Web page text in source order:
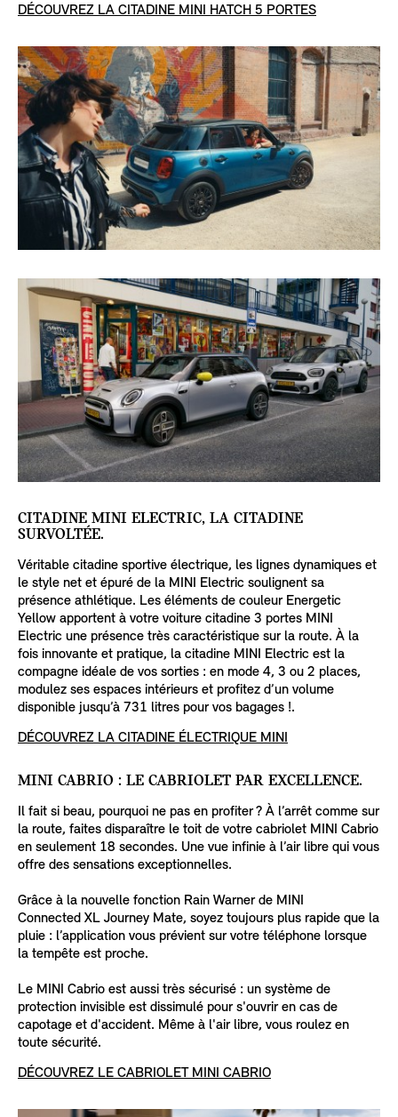
DÉCOUVREZ LA CITADINE MINI HATCH 5 PORTES
CITADINE MINI ELECTRIC, LA CITADINE
SURVOLTÉE.
Véritable citadine sportive électrique, les lignes dynamiques et
le style net et épuré de la MINI Electric soulignent sa
présence athlétique. Les éléments de couleur Energetic
Yellow apportent à votre voiture citadine 3 portes MINI
Electric une présence très caractéristique sur la route. À la
fois innovante et pratique, la citadine MINI Electric est la
compagne idéale de vos sorties : en mode 4, 3 ou 2 places,
modulez ses espaces intérieurs et profitez d’un volume
disponible jusqu’à 731 litres pour vos bagages !.
DÉCOUVREZ LA CITADINE ÉLECTRIQUE MINI
MINI CABRIO : LE CABRIOLET PAR EXCELLENCE.
Il fait si beau, pourquoi ne pas en profiter ? À l’arrêt comme sur
la route, faites disparaître le toit de votre cabriolet MINI Cabrio
en seulement 18 secondes. Une vue infinie à l’air libre qui vous
offre des sensations exceptionnelles.
Grâce à la nouvelle fonction Rain Warner de MINI
Connected XL Journey Mate, soyez toujours plus rapide que la
pluie : l’application vous prévient sur votre téléphone lorsque
la tempête est proche.
Le MINI Cabrio est aussi très sécurisé : un système de
protection invisible est dissimulé pour s'ouvrir en cas de
capotage et d'accident. Même à l'air libre, vous roulez en
toute sécurité.
DÉCOUVREZ LE CABRIOLET MINI CABRIO